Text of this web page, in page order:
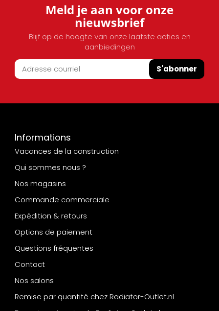
Meld je aan voor onze
nieuwsbrief
Blijf op de hoogte van onze laatste acties en
aanbiedingen
S'abonner
Informations
Vacances de la construction
Qui sommes nous ?
Nos magasins
Commande commerciale
Expédition & retours
Options de paiement
Questions fréquentes
Contact
Nos salons
Remise par quantité chez Radiator-Outlet.nl